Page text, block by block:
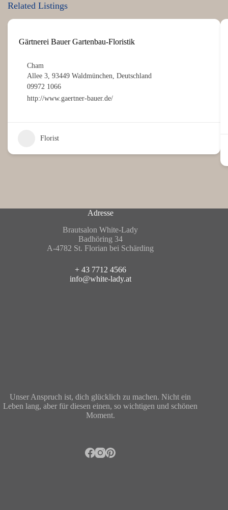
Related Listings
Gärtnerei Bauer Gartenbau-Floristik
Cham
Allee 3, 93449 Waldmünchen, Deutschland
09972 1066
http://www.gaertner-bauer.de/
Florist
Adresse
Brautsalon White-Lady
Badhöring 34
A-4782 St. Florian bei Schärding
+ 43 7712 4566
info@white-lady.at
Unser Anspruch ist, dich glücklich zu machen. Nicht ein
Leben lang, aber für diesen einen, so wichtigen und schönen
Moment.